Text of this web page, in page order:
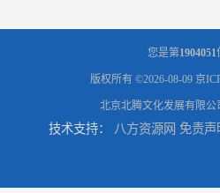
您是第1904051
版权所有 ©2026-08-09 京
北京北腾文化发展有限公
技术支持： 八方资源网 免责声